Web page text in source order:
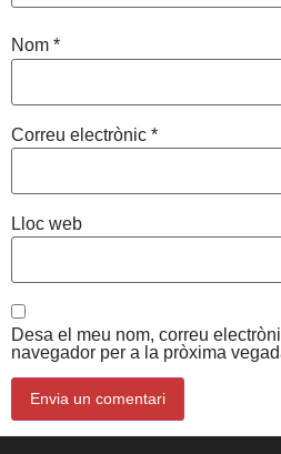
Nom *
Correu electrònic *
Lloc web
Desa el meu nom, correu
navegador per a la pròxima